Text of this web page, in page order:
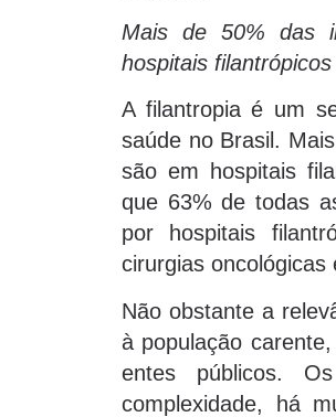
Mais de 50% das
hospitais filantrópicos
A filantropia é um
saúde no Brasil.
são em hospitais
que 63% de todas
por hospitais
cirurgias
Não obstante a
à população
entes públicos.
complexidade, há